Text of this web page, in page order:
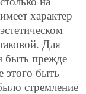
характер
Для
быть прежде
этого быть
стремление